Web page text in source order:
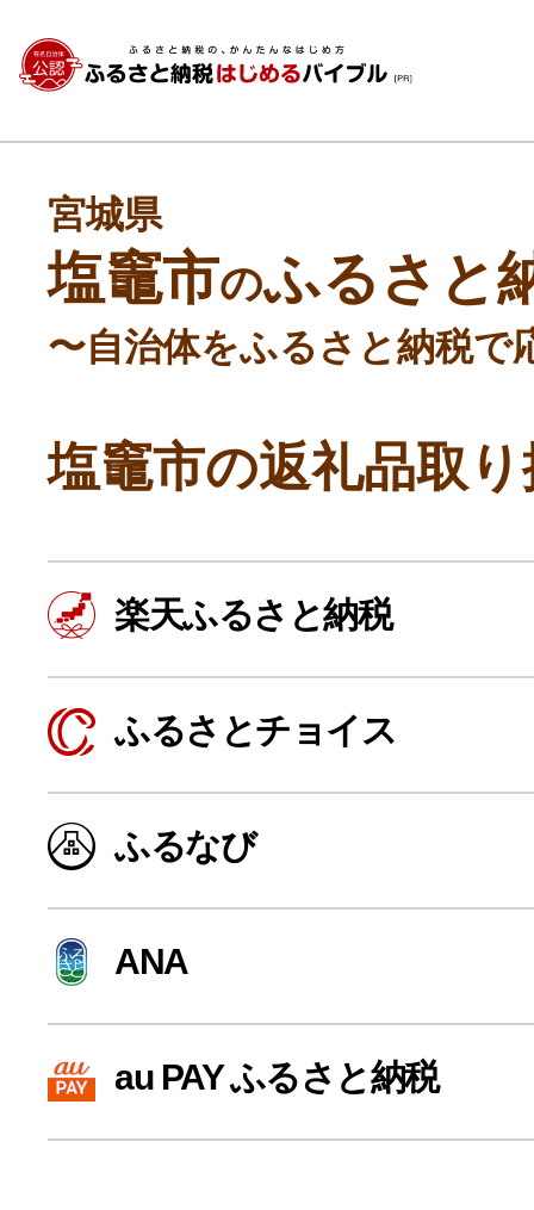
よく見られている返礼品
ふるさと納税徹底比較
寄付上限額シミュレーション
宮城県
塩竈市のふるさと
〜自治体をふるさと納税で
塩竈市の返礼品取
楽天ふるさと納税
ふるさとチョイス
ふるなび
ANA
au PAY ふるさと納税